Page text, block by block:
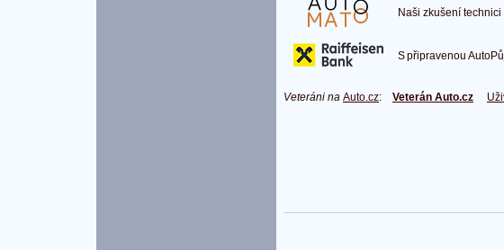
Naši zkušení
S připravenou
Veteráni na Auto.cz: Veterán Auto.cz